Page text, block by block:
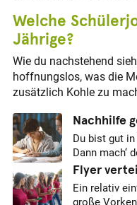
Welche
Jährige?
Wie du nachstehend
hoffnungslos, was die
zusätzlich Kohle zu
Nachhilfe
Du bist gut
Dann mach‘
hast du noch
bist, die
Flyer
Ein relativ
große